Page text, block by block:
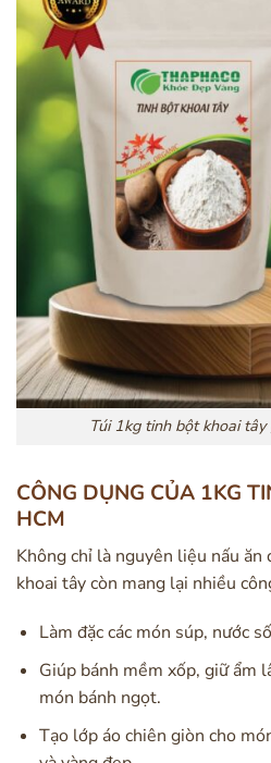
Túi 1kg tinh bột khoai
CÔNG DỤNG CỦA 1KG
HCM
Không chỉ là nguyên liệu nấu
khoai tây còn mang lại nhiều
Làm đặc các món súp, nước
Giúp bánh mềm xốp, giữ ẩm
món bánh ngọt.
Tạo lớp áo chiên giòn cho